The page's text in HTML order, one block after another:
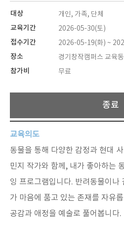
대상 개인, 가족, 단체
교육기간 2026-05-30(토)
접수기간 2026-05-19(화) ~
장소 경기창작캠퍼스 교육
참가비 무료
종료
교육의도
동물을 통해 다양한 감정과 현대
민지 작가와 함께, 내가 좋아하는
잉 프로그램입니다. 반려동물이나
가 마음에 품고 있는 존재를 자유
공감과 애정을 예술로 풀어봅니다.